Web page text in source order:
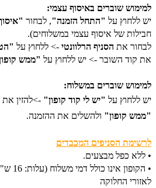
למימוש שוברים באיסוף עצמי:
יש ללחוץ על "התחל הזמנה", לבחור "
חבילות של איסוף עצמי במשלוחים).
לבחור את הסניף הרלוונטי -> ללחוץ על
את קוד השובר -> יש ללחוץ על "ממש
למימוש שוברים במשלוח:
יש ללחוץ על "יש לי קוד קופון" ->להזין
"ממש קופון" ולהשלים את ההזמנה.
לרשימת הסניפים המכבדים
• ללא כפל מבצעים.
•
לאזורי החלוקה